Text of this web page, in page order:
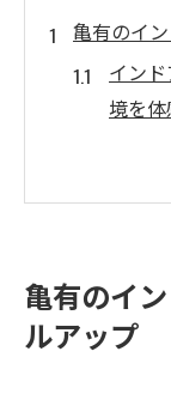
亀有のイ
イン
境を
ゴル
ゴル
理由
通い
亀有のイ
ルアップ